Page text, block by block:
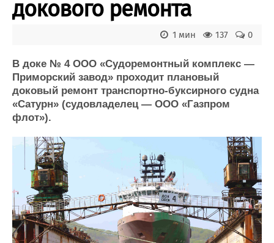
ВМФ
Образование
Судостроение
Пульс
Новости
Компании
Репутация
Работа
Крюинг
Журнал
Реклама
Торговая площадка
Доска объявлений
Продажа флота
Оборудование
Услуги
Конференции
Выставки и семинары
Флот
Галерея флота
докового ремонта
0
137
1 мин
В доке № 4 ООО «Судоремонтный комплекс —
Приморский завод» проходит плановый
доковый ремонт транспортно-буксирного судна
«Сатурн» (судовладелец — ООО «Газпром
флот»).